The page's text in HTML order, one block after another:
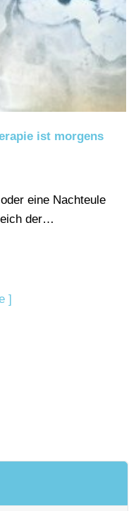
ist morgens
eine Nachteule
der…
]